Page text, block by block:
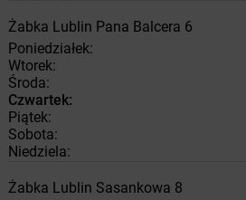
Żabka Lublin Pana Balcera 6
Poniedziałek:
Wtorek:
Środa:
Czwartek:
Piątek:
Sobota:
Niedziela:
Żabka Lublin Sasankowa 8